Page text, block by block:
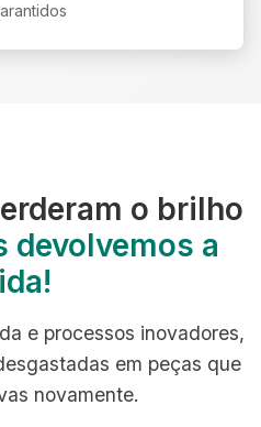
o brilho
devolvemos a
e processos inovadores,
em peças que
novamente.